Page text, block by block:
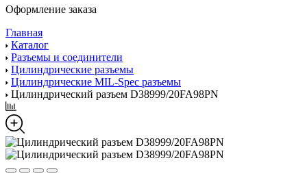
Оформление заказа
Главная
Каталог
Разъемы и соединители
Цилиндрические разъемы
Цилиндрические MIL-Spec разъемы
Цилиндрический разъем D38999/20FA98PN